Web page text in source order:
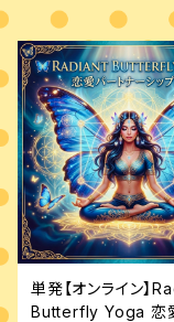
単発【オンライン】
Butterfly Yoga 恋愛